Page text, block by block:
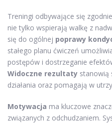
Treningi odbywające się
nie tylko wspierają walkę z
się do ogólnej poprawy
stałego planu ćwiczeń
postępów i dostrzeganie
Widoczne rezultaty stanowią
działania oraz pomagają w
Motywacja ma kluczowe
związanych z odchudzaniem.